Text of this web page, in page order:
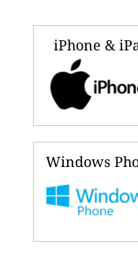
iPhone &
Windows